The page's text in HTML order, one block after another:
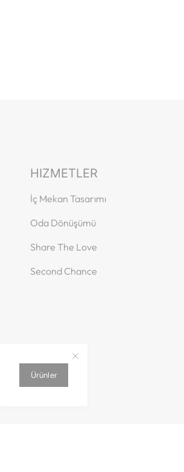
Ürünler
HIZMETLER
İç Mekan Tasarımı
Oda Dönüşümü
Share The Love
Second Chance